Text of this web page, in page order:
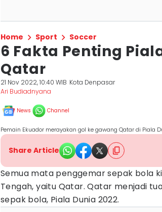
Home Sport Soccer
6 Fakta Penting
Qatar
21 Nov 2022, 10:40 WIB Kota Denpasar
Ari Budiadnyana
News Channel
Pemain Ekuador merayakan gol ke gawang Qatar di Piala
Share Article
Semua mata penggemar sepak bola
Tengah, yaitu Qatar. Qatar menjadi
sepak bola, Piala Dunia 2022.